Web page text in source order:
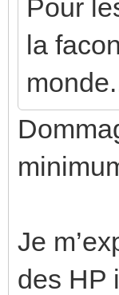
Pour
la
Je
des HP